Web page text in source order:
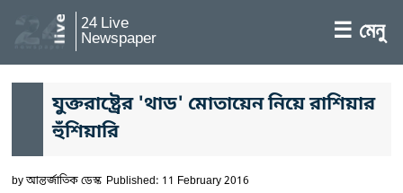
24 Live
Newspaper ☰ মেনু
যুক্তরাষ্ট্রের 'থাড' মোতায়েন নিয়ে রাশিয়ার
হুঁশিয়ারি
byআন্তর্জাতিক ডেস্ক Published: 11 February 2016